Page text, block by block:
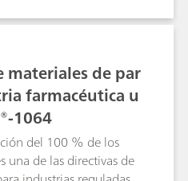
TacticID-1064 ST
con funcionalidad
medir materiales a
y opacos.
la barrera suprimen la
activo de
peligrosos como el
a operaciones más
que se tarda en
de par
farmacéutica u
1064
del 100 % de los
una de las directivas de